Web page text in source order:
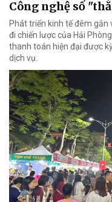
Công nghệ số
Phát triển kinh tế đêm
đi chiến lược của Hải
thanh toán hiện đại được
dịch vụ.